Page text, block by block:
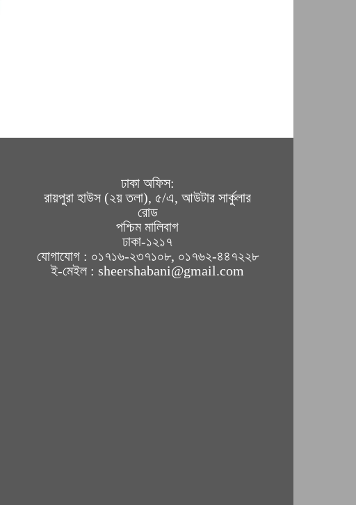
ঢাকা অফিস:
রায়পুরা হাউস (২য় তলা), ৫/এ, আউটার সার্কুলার
রোড
পশ্চিম মালিবাগ
ঢাকা-১২১৭
যোগাযোগ : ০১৭১৬-২৩৭১০৮, ০১৭৬২-৪৪৭২২৮
ই-মেইল : sheershabani@gmail.com